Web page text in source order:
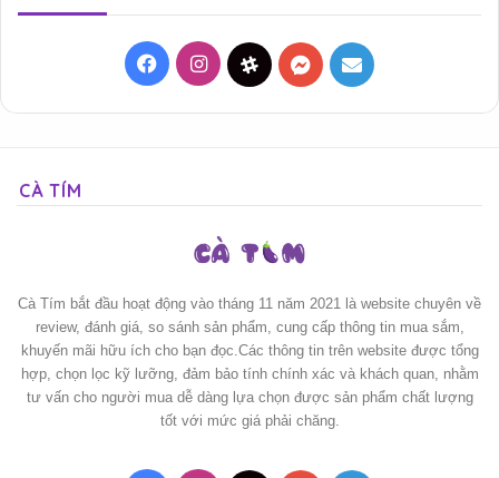
FacebookInstagramThreadsMessenger
Mail
CÀ TÍM
Cà Tím bắt đầu hoạt động vào tháng 11 năm 2021 là website chuyên về
review, đánh giá, so sánh sản phẩm, cung cấp thông tin mua sắm,
khuyến mãi hữu ích cho bạn đọc.Các thông tin trên website được tổng
hợp, chọn lọc kỹ lưỡng, đảm bảo tính chính xác và khách quan, nhằm
tư vấn cho người mua dễ dàng lựa chọn được sản phẩm chất lượng
tốt với mức giá phải chăng.